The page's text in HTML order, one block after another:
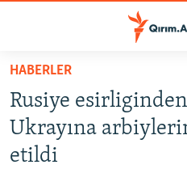
Esas
qaytmaq
Baş
navigatsiyağa
qaytmaq
SİYASET
İQTİSADİYAT
HABERLER
Rusiye
Ukrayına
etildi